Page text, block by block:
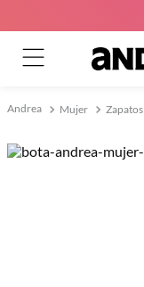
Mujer Zapatos